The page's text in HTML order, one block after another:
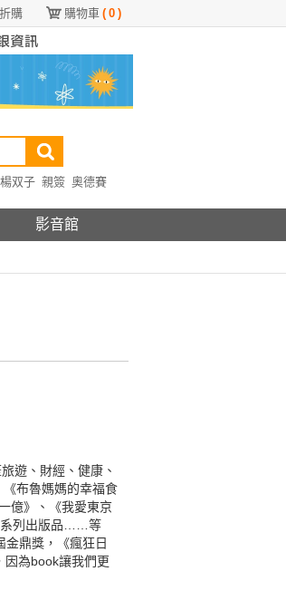
購物車 ( 0 )
購
楊双子 親簽 奧德賽
影音館
遊、財經、健康、
布魯媽媽的幸福食
億》、《我愛東京
系列出版品……等
鼎獎，《瘋狂日
因為book讓我們更